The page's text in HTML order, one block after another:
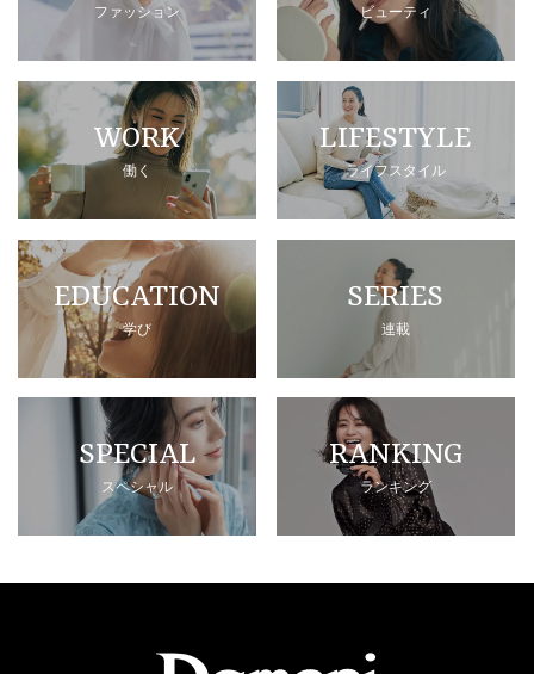
ファッション ビューティ
WORK
働く
LIFESTYLE
ライフスタイル
EDUCATION
学び
SERIES
連載
SPECIAL
スペシャル
RANKING
ランキング